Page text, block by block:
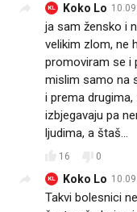
KL Koko Lo
ja sam žensko i
velikim zlom, ne
promoviram se i
mislim samo na
i prema
izbjegavaju pa
ljudima, a štaš...
16 0
KL Koko Lo
Takvi bolesnici